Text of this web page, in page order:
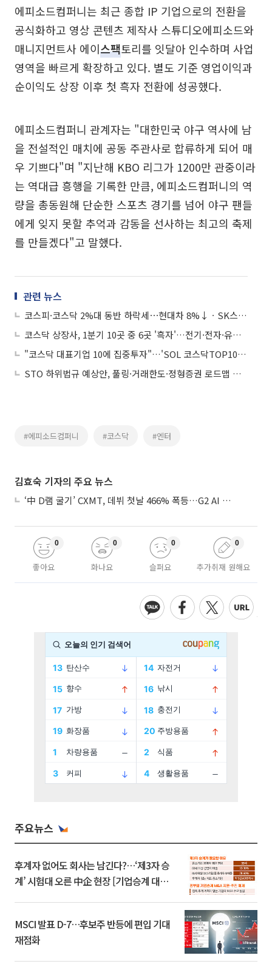
에피소드컴퍼니는 최근 종합 IP 기업으로의 전환을
공식화하고 영상 콘텐츠 제작사 스튜디오에피소드와
매니지먼트사 에이스팩토리를 잇달아 인수하며 사업
영역을 빠르게 확장하고 있다. 별도 기준 영업이익과
순이익도 상장 이후 첫 흑자 전환에 성공했다.
에피소드컴퍼니 관계자는 "대한민국 야구 역사에 남
을 전설적인 매치에 공동 주관사로 합류하게 되어 매
우 기쁘다"며 "지난해 KBO 리그가 1200만 관중이라
는 역대급 흥행을 기록한 만큼, 에피소드컴퍼니의 역
량을 총동원해 단순한 스포츠 경기를 넘어 야구 팬들
에게 잊지 못할 추억과 감동을 선사하는 최고의 축제
를 만들겠다"고 말했다.
관련 뉴스
코스피·코스닥 2%대 동반 하락세⋯현대차 8%↓ㆍSK스퀘어 6%↓
코스닥 상장사, 1분기 10곳 중 6곳 '흑자'…전기·전자·유통이 견인
"코스닥 대표기업 10에 집중투자"…'SOL 코스닥TOP10 ETF' 신규상장
STO 하위법규 예상안, 풀링·거래한도·정형증권 로드맵 제시
#에피소드컴퍼니 #코스닥 #엔터
김효숙 기자의 주요 뉴스
‘中 D램 굴기’ CXMT, 데뷔 첫날 466% 폭등…G2 AI 패권 ‘쩐의 전쟁’
좋아요
0
화나요
0
슬퍼요
0
추가취재 원해요
0
주요뉴스
후계자 없어도 회사는 남긴다?…‘제3자 승
계’ 시험대 오른 中企 현장 [기업승계 대전
MSCI 발표 D-7…후보주 반등에 편입 기대
재점화